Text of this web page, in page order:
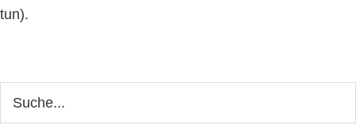
tun).
Seitenspalte
durchsuchen